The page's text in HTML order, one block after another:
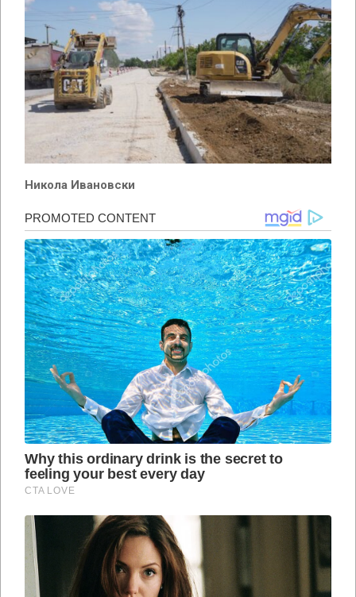
Никола Ивановски